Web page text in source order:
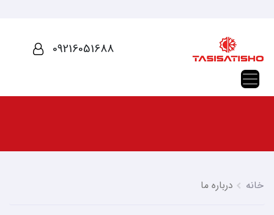
09216051688
خانه درباره ما